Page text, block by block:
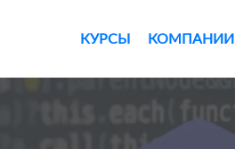
КУРСЫ КОМПАНИИ